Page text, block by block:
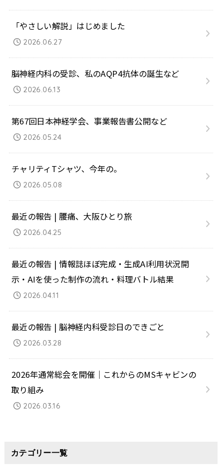
「やさしい解説」はじめました
2026.06.27
脳神経内科の受診、私のAQP4抗体の誕生など
2026.06.13
第67回日本神経学会、事業報告書公開など
2026.05.24
チャリティTシャツ、今年の。
2026.05.08
最近の報告 | 腰痛、大阪ひとり旅
2026.04.25
最近の報告 | 情報誌ほぼ完成・生成AI利用状況開
示・AIを使った制作の流れ・料理バトル結果
2026.04.11
最近の報告 | 脳神経内科受診日のできごと
2026.03.28
2026年通常総会を開催｜これからのMSキャビンの
取り組み
2026.03.16
カテゴリー一覧